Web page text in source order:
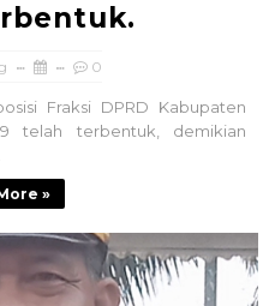
0
Fraksi DPRD Kabupaten
telah terbentuk, demikian
»